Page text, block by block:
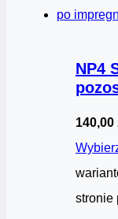
NP4
140,00
stronie